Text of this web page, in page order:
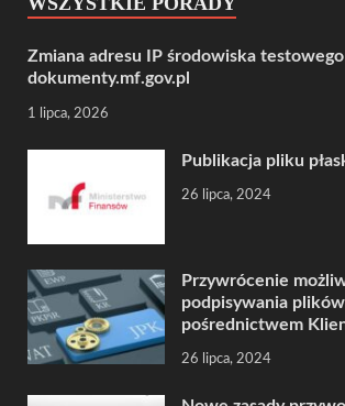
Zmiana adresu IP środowiska
dokumenty.mf.gov.pl
1 lipca, 2026
Publikacja pliku
26 lipca, 2024
Przywrócenie
podpisywania plików
pośrednictwem
26 lipca, 2024